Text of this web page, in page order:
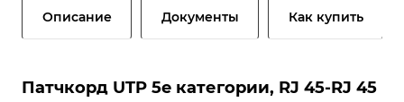
Описание Документы Как купить
Патчкорд UTP 5e категории, RJ 45-RJ 45